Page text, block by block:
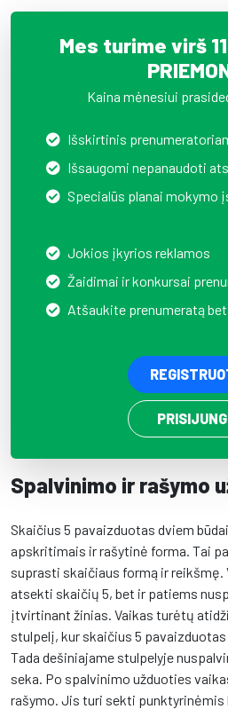
Mes turime virš
Kaina mėnesiui
Išskirtinis
Išsaugomi nepanaudoti
Specialūs planai mokymo
Jokios įkyrios reklamos
Žaidimai ir konkursai
Atšaukite prenumeratą
Spalvinimo ir rašymo
Skaičius 5 pavaizduotas dviem
apskritimais ir rašytinė forma. Tai
suprasti skaičiaus formą ir reikšmę.
atsekti skaičių 5, bet ir patiems
įtvirtinant žinias. Vaikas turėtų
stulpelį, kur skaičius 5
Tada dešiniajame stulpelyje
seka. Po spalvinimo užduoties
rašymo. Jis turi sekti